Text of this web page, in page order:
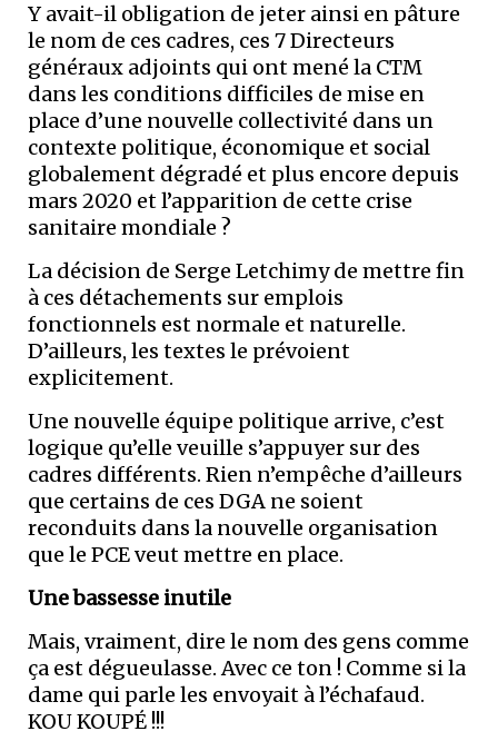
Y avait-il obligation de jeter ainsi en pâture
le nom de ces cadres, ces 7 Directeurs
généraux adjoints qui ont mené la CTM
dans les conditions difficiles de mise en
place d’une nouvelle collectivité dans un
contexte politique, économique et social
globalement dégradé et plus encore depuis
mars 2020 et l’apparition de cette crise
sanitaire mondiale ?
La décision de Serge Letchimy de mettre fin
à ces détachements sur emplois
fonctionnels est normale et naturelle.
D’ailleurs, les textes le prévoient
explicitement.
Une nouvelle équipe politique arrive, c’est
logique qu’elle veuille s’appuyer sur des
cadres différents. Rien n’empêche d’ailleurs
que certains de ces DGA ne soient
reconduits dans la nouvelle organisation
que le PCE veut mettre en place.
Une bassesse inutile
Mais, vraiment, dire le nom des gens comme
ça est dégueulasse. Avec ce ton ! Comme si la
dame qui parle les envoyait à l’échafaud.
KOU KOUPÉ !!!